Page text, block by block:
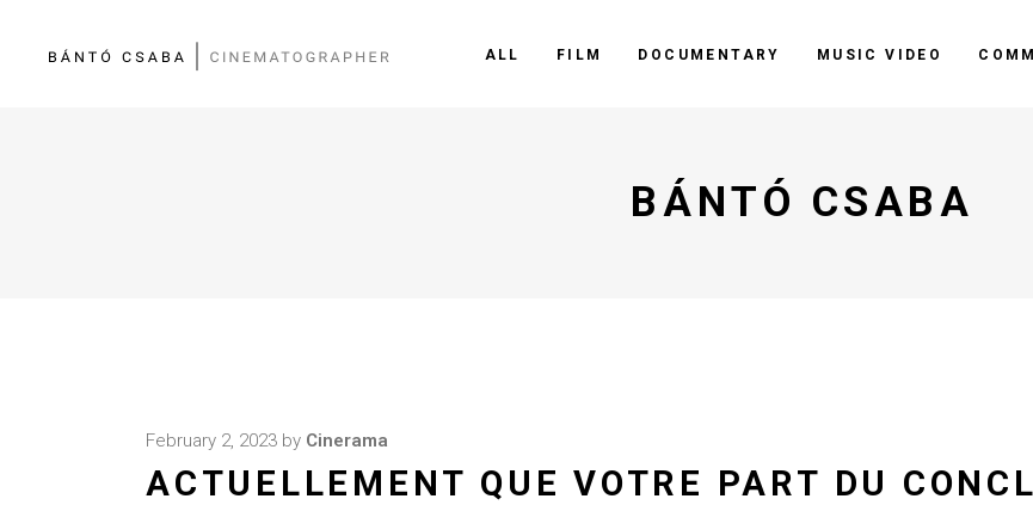
ALL FILM DOCUMENTARY MUSIC VIDEO
BÁNTÓ CSABA
February 2, 2023 by Cinerama
ACTUELLEMENT QUE VOTRE PART DU